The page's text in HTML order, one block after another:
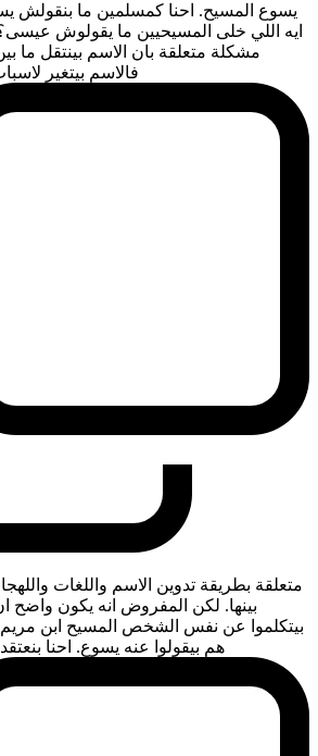
يسوع المسيح. احنا كمسلمين ما
ايه اللي خلى المسيحيين ما يقولوش
مشكلة متعلقة بان الاسم بينتقل ما
فالاسم بيتغير
متعلقة بطريقة تدوين الاسم واللغات
بينها. لكن المفروض انه يكون واضح
بيتكلموا عن نفس الشخص المسيح ابن
هم بيقولوا عنه يسوع. احنا